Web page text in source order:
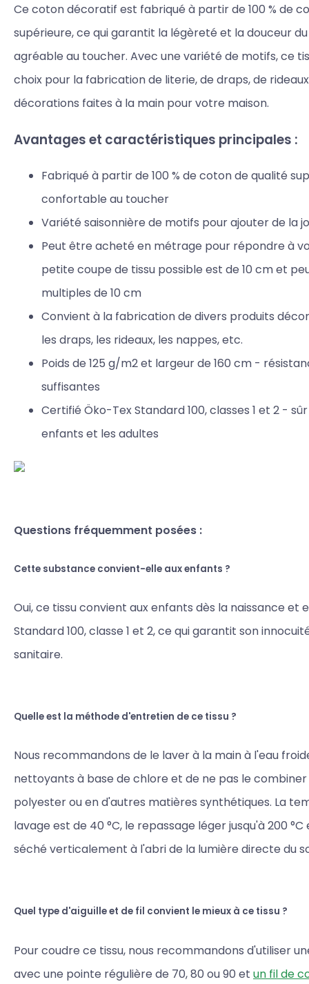
Ce coton décoratif est fabriqué à partir de 100 % de
supérieure, ce qui garantit la légèreté et la douceur
agréable au toucher. Avec une variété de motifs, ce
choix pour la fabrication de literie, de draps, de
décorations faites à la main pour votre maison.
Avantages et caractéristiques principales :
Fabriqué à partir de 100 % de coton de qualité
confortable au toucher
Variété saisonnière de motifs pour ajouter de la
Peut être acheté en métrage pour répondre à
petite coupe de tissu possible est de 10 cm et
multiples de 10 cm
Convient à la fabrication de divers produits
les draps, les rideaux, les nappes, etc.
Poids de 125 g/m2 et largeur de 160 cm -
suffisantes
Certifié Öko-Tex Standard 100, classes 1 et 2 -
enfants et les adultes
Questions fréquemment posées :
Cette substance convient-elle aux enfants ?
Oui, ce tissu convient aux enfants dès la naissance et
Standard 100, classe 1 et 2, ce qui garantit son
sanitaire.
Quelle est la méthode d'entretien de ce tissu ?
Nous recommandons de le laver à la main à l'eau
nettoyants à base de chlore et de ne pas le
polyester ou en d'autres matières synthétiques. La
lavage est de 40 °C, le repassage léger jusqu'à 200
séché verticalement à l'abri de la lumière directe du
Quel type d'aiguille et de fil convient le mieux à ce tissu ?
Pour coudre ce tissu, nous recommandons d'utiliser
avec une pointe régulière de 70, 80 ou 90 et un fil de